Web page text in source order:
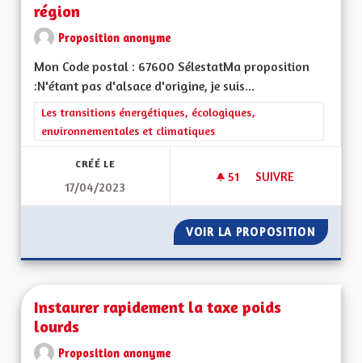
région
Proposition anonyme
Mon Code postal : 67600 SélestatMa proposition
:N'étant pas d'alsace d'origine, je suis...
Filtrer les résultats de la catégorie : Les transitions
Les transitions énergétiques, écologiques,
environnementales et climatiques
CRÉÉ LE
17/04/2023
51 51 ABONNÉS
SUIVRE
VOIR LA PROPOSITION
Instaurer rapidement la taxe poids
lourds
Proposition anonyme